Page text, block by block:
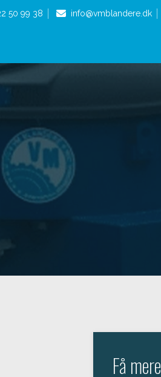
50 99 38 info@vmblandere.dk
Få mere